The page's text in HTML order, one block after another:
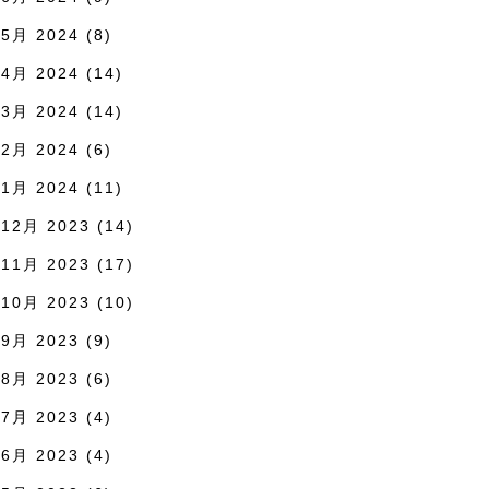
5月 2024 (8)
4月 2024 (14)
3月 2024 (14)
2月 2024 (6)
1月 2024 (11)
12月 2023 (14)
11月 2023 (17)
10月 2023 (10)
9月 2023 (9)
8月 2023 (6)
7月 2023 (4)
6月 2023 (4)